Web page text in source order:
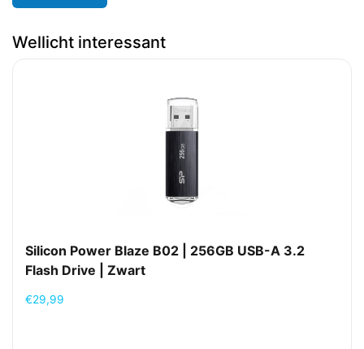
Wellicht interessant
Silicon Power Blaze B02 | 256GB USB-A 3.2
Flash Drive | Zwart
€29,99